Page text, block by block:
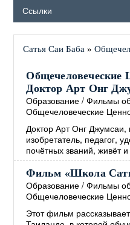
Ссылки
Сатья Саи Баба »
Общечеловеческие
Доктор Арт Онг
Образование /Фильмы
Общечеловеческие
Доктор Арт Онг
изобретатель, педагог,
почётных званий, живёт
является создателем и
мире школы Сатья Саи,
Общечеловеческих
которое проходило в
Онг Джумсаи
Общечеловеческие
Фильм «Школа
Образование /Фильмы
Общечеловеческие
Этот фильм